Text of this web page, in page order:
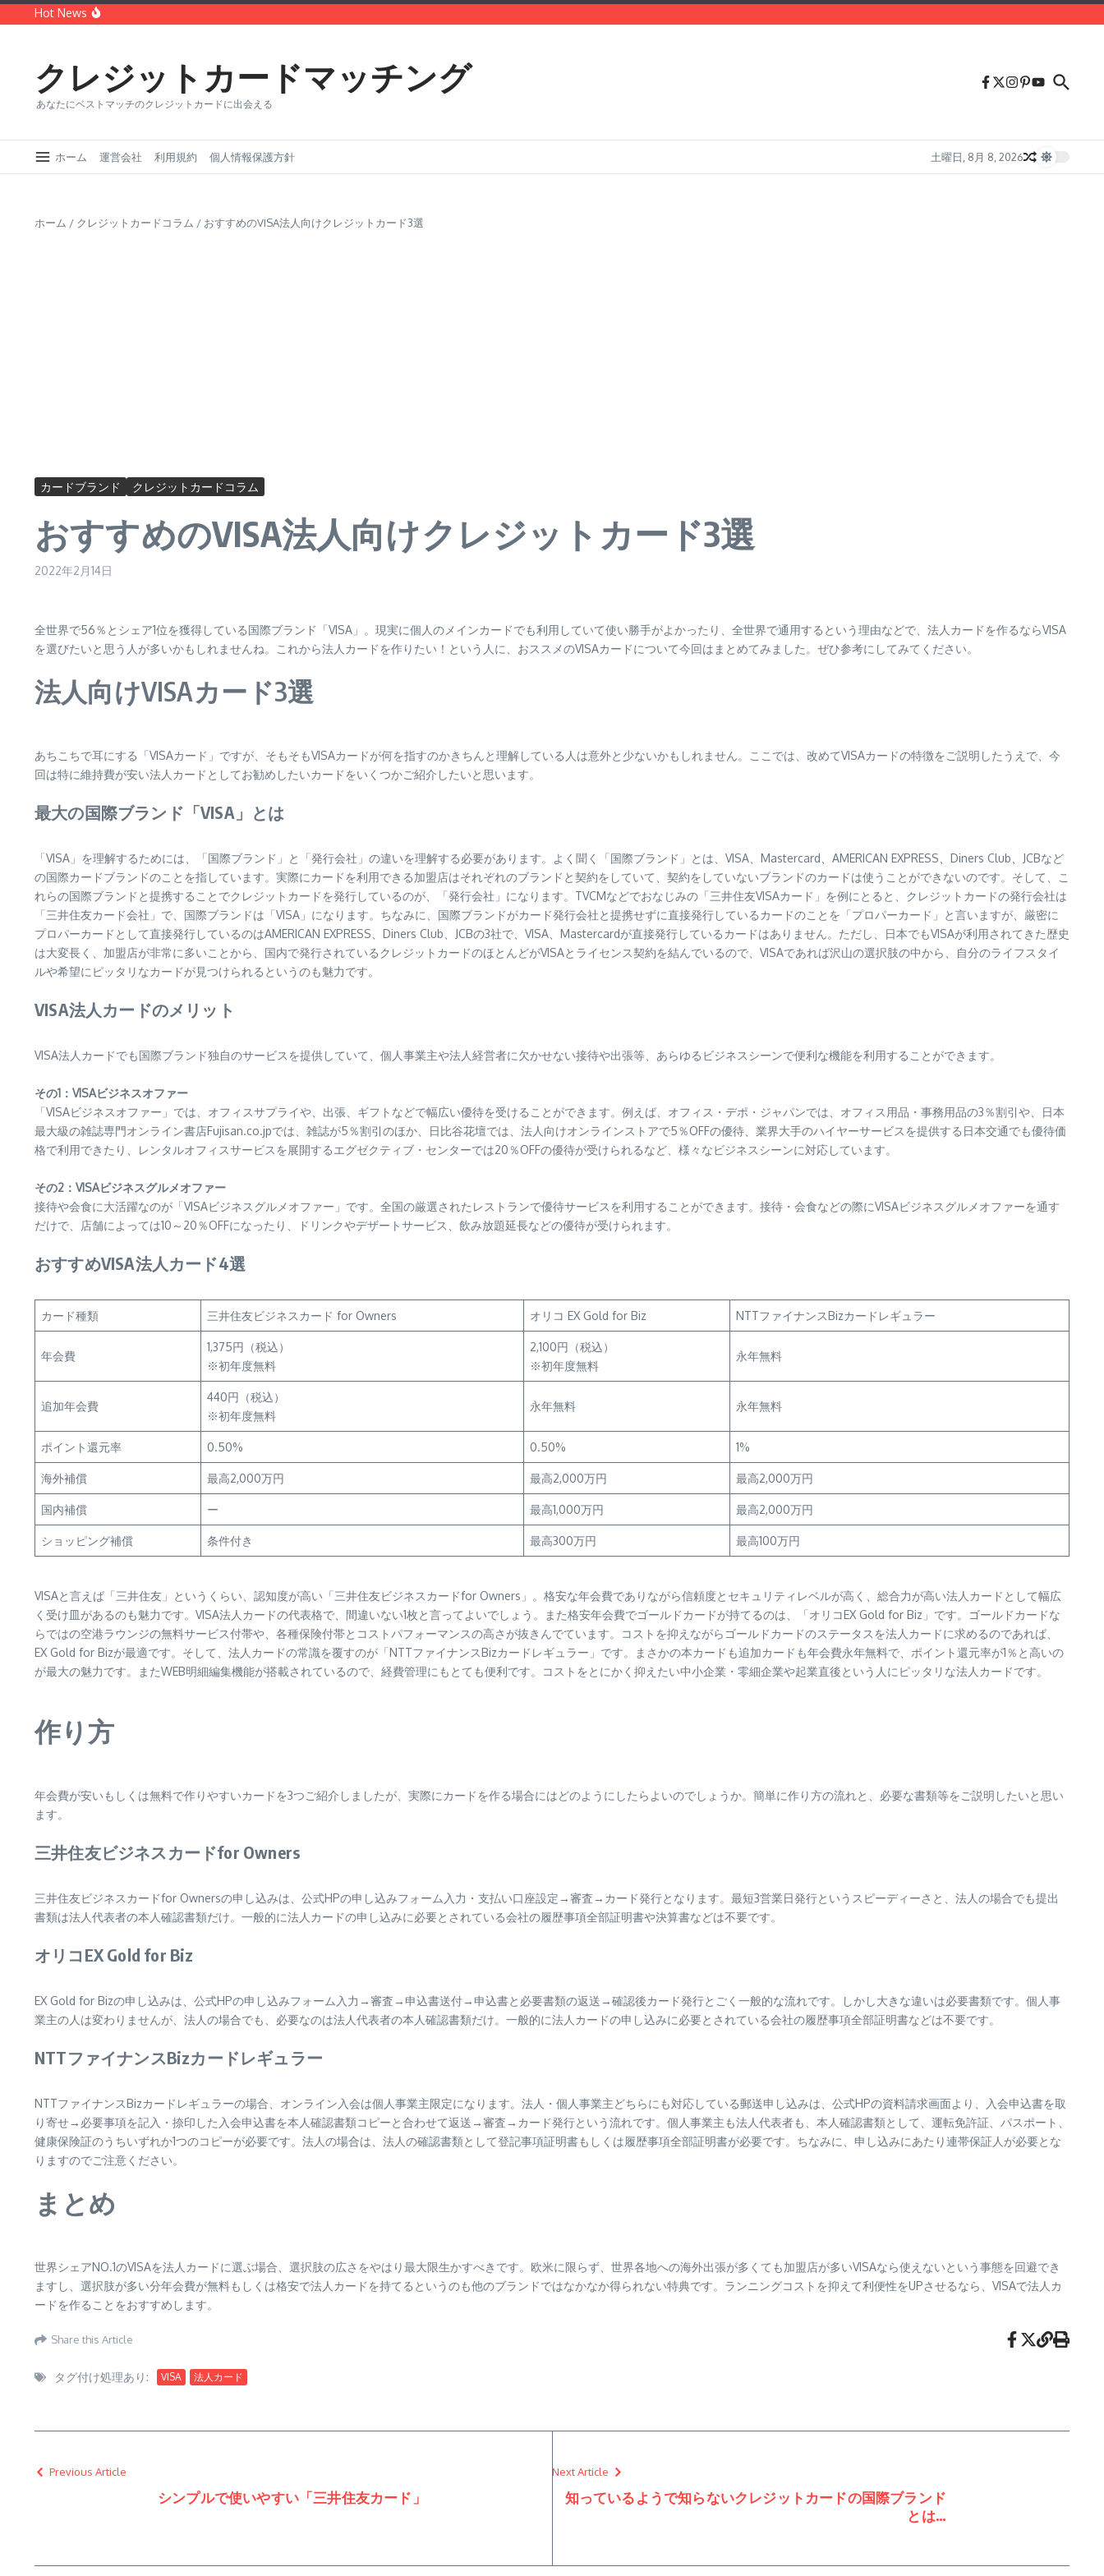
コンテンツへスキップ
Hot News
どっちがオトク？VISAカードとMasterカードを徹底比較
クレジットカードマッチング
あなたにベストマッチのクレジットカードに出会える
ホーム 運営会社 利用規約 個人情報保護方針 土曜日, 8月 8, 2026
ホーム / クレジットカードコラム / おすすめのVISA法人向けクレジットカード3選
カードブランド クレジットカードコラム
おすすめのVISA法人向けクレジットカード3選
2022年2月14日
全世界で56％とシェア1位を獲得している国際ブランド「VISA」。現実に個人のメインカードでも利用していて使い勝手がよかったり、全世界で通用するという理由などで、法人カードを作るならVISA
を選びたいと思う人が多いかもしれませんね。これから法人カードを作りたい！という人に、おススメのVISAカードについて今回はまとめてみました。ぜひ参考にしてみてください。
法人向けVISAカード3選
あちこちで耳にする「VISAカード」ですが、そもそもVISAカードが何を指すのかきちんと理解している人は意外と少ないかもしれません。ここでは、改めてVISAカードの特徴をご説明したうえで、今
回は特に維持費が安い法人カードとしてお勧めしたいカードをいくつかご紹介したいと思います。
最大の国際ブランド「VISA」とは
「VISA」を理解するためには、「国際ブランド」と「発行会社」の違いを理解する必要があります。よく聞く「国際ブランド」とは、VISA、Mastercard、AMERICAN EXPRESS、Diners Club、JCBなど
の国際カードブランドのことを指しています。実際にカードを利用できる加盟店はそれぞれのブランドと契約をしていて、契約をしていないブランドのカードは使うことができないのです。そして、こ
れらの国際ブランドと提携することでクレジットカードを発行しているのが、「発行会社」になります。TVCMなどでおなじみの「三井住友VISAカード」を例にとると、クレジットカードの発行会社は
「三井住友カード会社」で、国際ブランドは「VISA」になります。ちなみに、国際ブランドがカード発行会社と提携せずに直接発行しているカードのことを「プロパーカード」と言いますが、厳密に
プロパーカードとして直接発行しているのはAMERICAN EXPRESS、Diners Club、JCBの3社で、VISA、Mastercardが直接発行しているカードはありません。ただし、日本でもVISAが利用されてきた歴史
は大変長く、加盟店が非常に多いことから、国内で発行されているクレジットカードのほとんどがVISAとライセンス契約を結んでいるので、VISAであれば沢山の選択肢の中から、自分のライフスタイ
ルや希望にピッタリなカードが見つけられるというのも魅力です。
VISA法人カードのメリット
VISA法人カードでも国際ブランド独自のサービスを提供していて、個人事業主や法人経営者に欠かせない接待や出張等、あらゆるビジネスシーンで便利な機能を利用することができます。
その1：VISAビジネスオファー
「VISAビジネスオファー」では、オフィスサプライや、出張、ギフトなどで幅広い優待を受けることができます。例えば、オフィス・デポ・ジャパンでは、オフィス用品・事務用品の3％割引や、日本
最大級の雑誌専門オンライン書店Fujisan.co.jpでは、雑誌が5％割引のほか、日比谷花壇では、法人向けオンラインストアで5％OFFの優待、業界大手のハイヤーサービスを提供する日本交通でも優待価
格で利用できたり、レンタルオフィスサービスを展開するエグゼクティブ・センターでは20％OFFの優待が受けられるなど、様々なビジネスシーンに対応しています。
その2：VISAビジネスグルメオファー
接待や会食に大活躍なのが「VISAビジネスグルメオファー」です。全国の厳選されたレストランで優待サービスを利用することができます。接待・会食などの際にVISAビジネスグルメオファーを通す
だけで、店舗によっては10～20％OFFになったり、ドリンクやデザートサービス、飲み放題延長などの優待が受けられます。
おすすめVISA法人カード4選
カード種類 三井住友ビジネスカード for Owners オリコ EX Gold for Biz NTTファイナンスBizカードレギュラー
年会費
1,375円（税込）
※初年度無料
2,100円（税込）
※初年度無料
永年無料
追加年会費
440円（税込）
※初年度無料
永年無料 永年無料
ポイント還元率 0.50% 0.50% 1%
海外補償 最高2,000万円 最高2,000万円 最高2,000万円
国内補償 ー 最高1,000万円 最高2,000万円
ショッピング補償 条件付き 最高300万円 最高100万円
VISAと言えば「三井住友」というくらい、認知度が高い「三井住友ビジネスカードfor Owners」。格安な年会費でありながら信頼度とセキュリティレベルが高く、総合力が高い法人カードとして幅広
く受け皿があるのも魅力です。VISA法人カードの代表格で、間違いない1枚と言ってよいでしょう。また格安年会費でゴールドカードが持てるのは、「オリコEX Gold for Biz」です。ゴールドカードな
らではの空港ラウンジの無料サービス付帯や、各種保険付帯とコストパフォーマンスの高さが抜きんでています。コストを抑えながらゴールドカードのステータスを法人カードに求めるのであれば、
EX Gold for Bizが最適です。そして、法人カードの常識を覆すのが「NTTファイナンスBizカードレギュラー」です。まさかの本カードも追加カードも年会費永年無料で、ポイント還元率が1％と高いの
が最大の魅力です。またWEB明細編集機能が搭載されているので、経費管理にもとても便利です。コストをとにかく抑えたい中小企業・零細企業や起業直後という人にピッタリな法人カードです。
作り方
年会費が安いもしくは無料で作りやすいカードを3つご紹介しましたが、実際にカードを作る場合にはどのようにしたらよいのでしょうか。簡単に作り方の流れと、必要な書類等をご説明したいと思い
ます。
三井住友ビジネスカードfor Owners
三井住友ビジネスカードfor Ownersの申し込みは、公式HPの申し込みフォーム入力・支払い口座設定→審査→カード発行となります。最短3営業日発行というスピーディーさと、法人の場合でも提出
書類は法人代表者の本人確認書類だけ。一般的に法人カードの申し込みに必要とされている会社の履歴事項全部証明書や決算書などは不要です。
オリコEX Gold for Biz
EX Gold for Bizの申し込みは、公式HPの申し込みフォーム入力→審査→申込書送付→申込書と必要書類の返送→確認後カード発行とごく一般的な流れです。しかし大きな違いは必要書類です。個人事
業主の人は変わりませんが、法人の場合でも、必要なのは法人代表者の本人確認書類だけ。一般的に法人カードの申し込みに必要とされている会社の履歴事項全部証明書などは不要です。
NTTファイナンスBizカードレギュラー
NTTファイナンスBizカードレギュラーの場合、オンライン入会は個人事業主限定になります。法人・個人事業主どちらにも対応している郵送申し込みは、公式HPの資料請求画面より、入会申込書を取
り寄せ→必要事項を記入・捺印した入会申込書を本人確認書類コピーと合わせて返送→審査→カード発行という流れです。個人事業主も法人代表者も、本人確認書類として、運転免許証、パスポート、
健康保険証のうちいずれか1つのコピーが必要です。法人の場合は、法人の確認書類として登記事項証明書もしくは履歴事項全部証明書が必要です。ちなみに、申し込みにあたり連帯保証人が必要とな
りますのでご注意ください。
まとめ
世界シェアNO.1のVISAを法人カードに選ぶ場合、選択肢の広さをやはり最大限生かすべきです。欧米に限らず、世界各地への海外出張が多くても加盟店が多いVISAなら使えないという事態を回避でき
ますし、選択肢が多い分年会費が無料もしくは格安で法人カードを持てるというのも他のブランドではなかなか得られない特典です。ランニングコストを抑えて利便性をUPさせるなら、VISAで法人カ
ードを作ることをおすすめします。
Share this Article
タグ付け処理あり: VISA 法人カード
Previous Article
シンプルで使いやすい「三井住友カード」
Next Article
知っているようで知らないクレジットカードの国際ブランド
とは…